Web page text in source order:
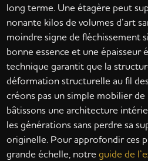
long terme. Une étagère peut
nonante kilos de volumes d’art
moindre signe de fléchissement
bonne essence et une épaisseur
technique garantit que la
déformation structurelle au fil
créons pas un simple mobilier
bâtissons une architecture
les générations sans perdre sa
originelle. Pour approfondir ces
grande échelle, notreguide de